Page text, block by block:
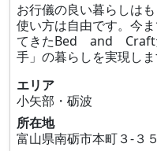
お行儀の良い暮らしは
使い方は自由です。今
てきたBed and Craft
手」の暮らしを実現しま
エリア
小矢部・砺波
所在地
富山県南砺市本町３‐３５